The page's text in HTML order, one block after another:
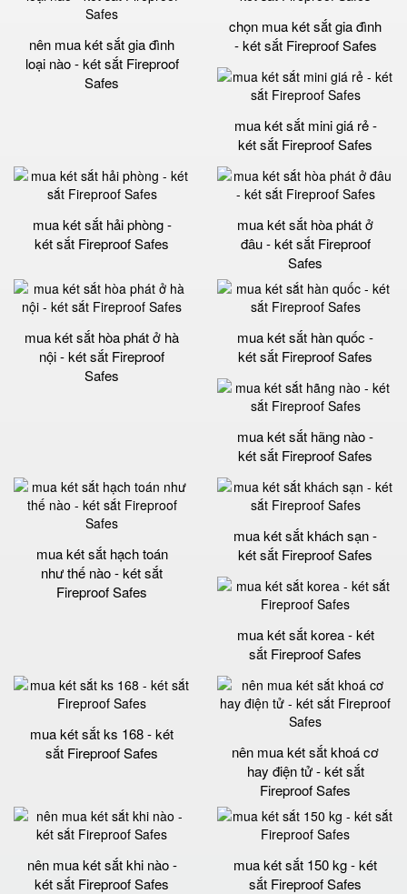
nên mua két sắt gia đình
loại nào - két sắt Fireproof
Safes
chọn mua két sắt gia đình
- két sắt Fireproof Safes
mua két sắt mini giá rẻ -
két sắt Fireproof Safes
mua két sắt hải phòng -
két sắt Fireproof Safes
mua két sắt hòa phát ở
đâu - két sắt Fireproof
Safes
mua két sắt hòa phát ở hà
nội - két sắt Fireproof
Safes
mua két sắt hàn quốc -
két sắt Fireproof Safes
mua két sắt hãng nào -
két sắt Fireproof Safes
mua két sắt hạch toán
như thế nào - két sắt
Fireproof Safes
mua két sắt khách sạn -
két sắt Fireproof Safes
mua két sắt korea - két
sắt Fireproof Safes
mua két sắt ks 168 - két
sắt Fireproof Safes
nên mua két sắt khoá cơ
hay điện tử - két sắt
Fireproof Safes
nên mua két sắt khi nào -
két sắt Fireproof Safes
mua két sắt 150 kg - két
sắt Fireproof Safes